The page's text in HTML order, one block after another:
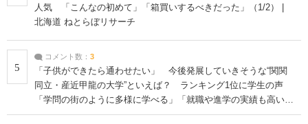
人気 「こんなの初めて」「箱買いするべきだった」（1/2） |
北海道 ねとらぼリサーチ
5
コメント数： 3
「子供ができたら通わせたい」 今後発展していきそうな“関関
同立・産近甲龍の大学”といえば？ ランキング1位に学生の声
「学問の街のように多様に学べる」「就職や進学の実績も高い」
| 大学 ねとらぼリサーチ